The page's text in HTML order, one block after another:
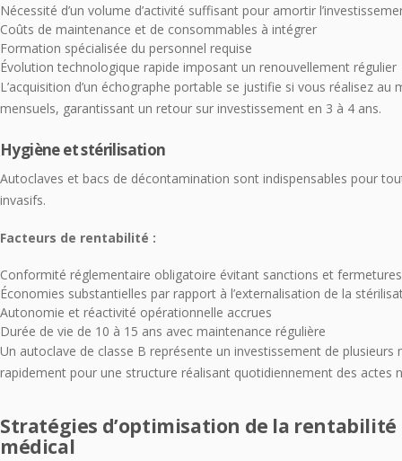
Nécessité d’un volume d’activité suffisant pour amortir
Coûts de maintenance et de consommables à intégrer
Formation spécialisée du personnel requise
Évolution technologique rapide imposant un renouvellement régulier
L’acquisition d’un échographe portable se justifie si vous réalisez au
mensuels, garantissant un retour sur investissement en 3 à 4 ans.
Hygiène et stérilisation
Autoclaves et bacs de décontamination sont indispensables pour
invasifs.
Facteurs de rentabilité :
Conformité réglementaire obligatoire évitant sanctions et fermetures
Économies substantielles par rapport à l’externalisation de la
Autonomie et réactivité opérationnelle accrues
Durée de vie de 10 à 15 ans avec maintenance régulière
Un autoclave de classe B représente un investissement de plusieurs
rapidement pour une structure réalisant quotidiennement des actes
Stratégies d’optimisation de la
médical